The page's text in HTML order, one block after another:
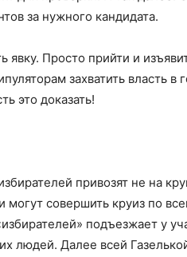
за нужного кандидата.
явку. Просто прийти и
захватить власть
это доказать!
привозят не на
могут совершить круиз по
подъезжает у
людей. Далее всей